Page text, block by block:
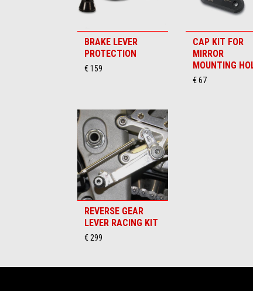
BRAKE LEVER
PROTECTION
€ 159
CAP KIT FOR
MIRROR
MOUNTING
€ 67
REVERSE GEAR
LEVER RACING KIT
€ 299